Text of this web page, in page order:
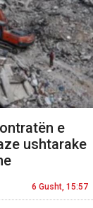
e
ushtarake
6 Gusht, 15:57